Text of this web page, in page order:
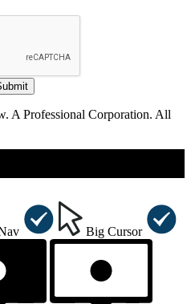
A Professional Corporation. All
Big Cursor